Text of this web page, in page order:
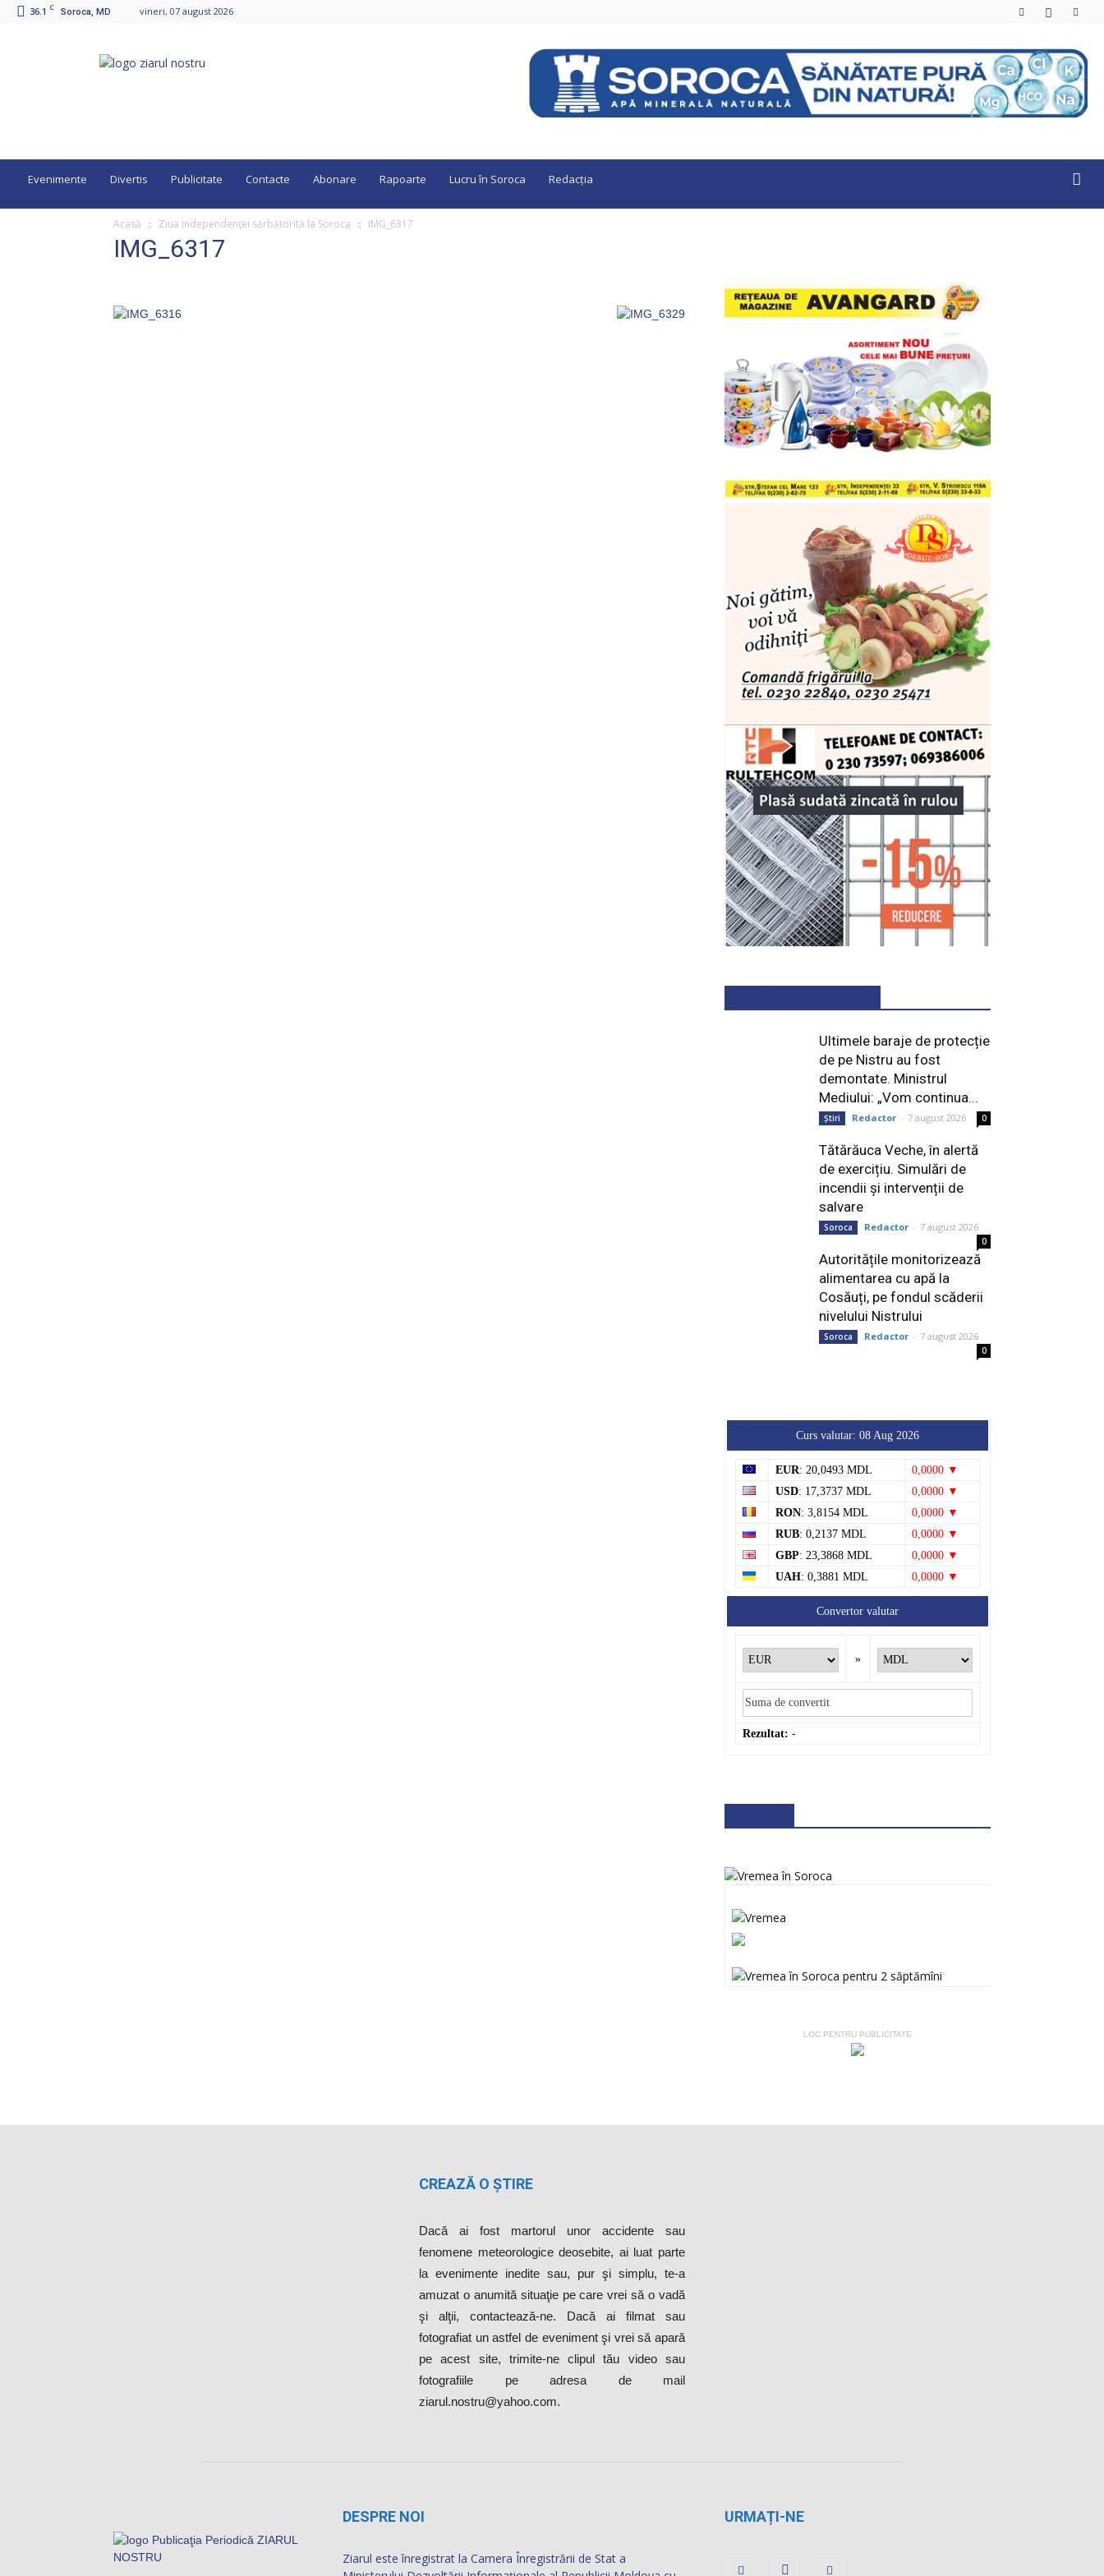
36.1 C Soroca, MD vineri, 07 august 2026
Evenimente Divertis Publicitate Contacte Abonare Rapoarte Lucru în Soroca Redacția
Acasă Ziua Independenței sărbătorită la Soroca IMG_6317
IMG_6317
Ultimele baraje de protecție
de pe Nistru au fost
demontate. Ministrul
Mediului: „Vom continua...
Știri Redactor - 7 august 2026 0
Tătărăuca Veche, în alertă
de exercițiu. Simulări de
incendii și intervenții de
salvare
Soroca Redactor - 7 august 2026
0
Autoritățile monitorizează
alimentarea cu apă la
Cosăuți, pe fondul scăderii
nivelului Nistrului
Soroca Redactor - 7 august 2026
0
Curs valutar: 08 Aug 2026
EUR: 20,0493 MDL
0,0000 ▼
USD: 17,3737 MDL
0,0000 ▼
RON: 3,8154 MDL
0,0000 ▼
RUB: 0,2137 MDL
0,0000 ▼
GBP: 23,3868 MDL
0,0000 ▼
UAH: 0,3881 MDL 0,0000 ▼
Convertor valutar
»
Rezultat: -
LOC PENTRU PUBLICITATE
CREAZĂ O ȘTIRE
Dacă ai fost martorul unor accidente sau
fenomene meteorologice deosebite, ai luat parte
la evenimente inedite sau, pur şi simplu, te-a
amuzat o anumită situaţie pe care vrei să o vadă
şi alţii, contactează-ne. Dacă ai filmat sau
fotografiat un astfel de eveniment şi vrei să apară
pe acest site, trimite-ne clipul tău video sau
fotografiile pe adresa de mail
ziarul.nostru@yahoo.com.
DESPRE NOI
Ziarul este înregistrat la Camera Înregistrării de Stat a
URMAȚI-NE